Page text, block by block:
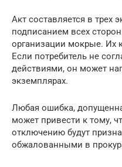
Акт составляется в трех
подписанием всех
организации мокрые. Их
Если потребитель не
действиями, он может
экземплярах.
Любая ошибка,
может привести к тому,
отключению будут
обжалованными в